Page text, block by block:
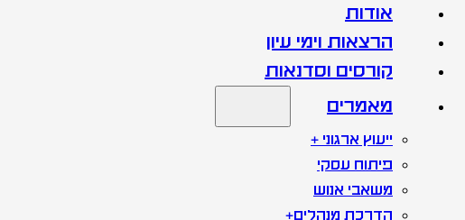
אודות
הרצאות וימי עיון
קורסים וסדנאות
מאמרים
ייעוץ ארגוני +
פיתוח עסקי
משאבי אנוש
הדרכת מנהלים+